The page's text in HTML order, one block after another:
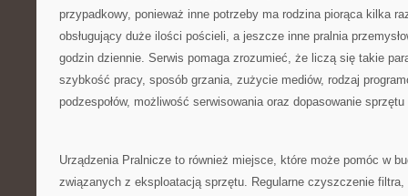
przypadkowy, ponieważ inne potrzeby ma rodzina piorąca kilka
obsługujący duże ilości pościeli, a jeszcze inne pralnia
godzin dziennie. Serwis pomaga zrozumieć, że liczą się takie
szybkość pracy, sposób grzania, zużycie mediów, rodzaj
podzespołów, możliwość serwisowania oraz dopasowanie
Urządzenia Pralnicze to również miejsce, które może pomóc w
związanych z eksploatacją sprzętu. Regularne czyszczenie